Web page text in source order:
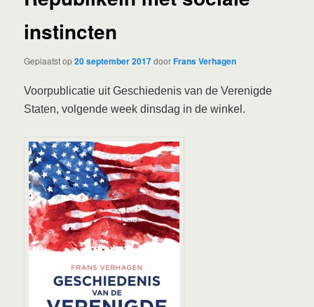
instincten
Geplaatst op20 september 2017doorFrans Verhagen
Voorpublicatie uit Geschiedenis van de Verenigde
Staten, volgende week dinsdag in de winkel.